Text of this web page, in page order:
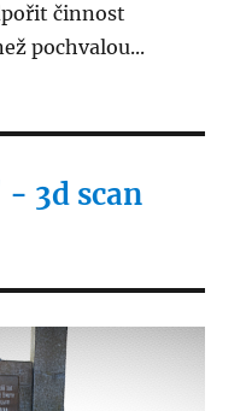
činnost
pochvalou...
3d scan